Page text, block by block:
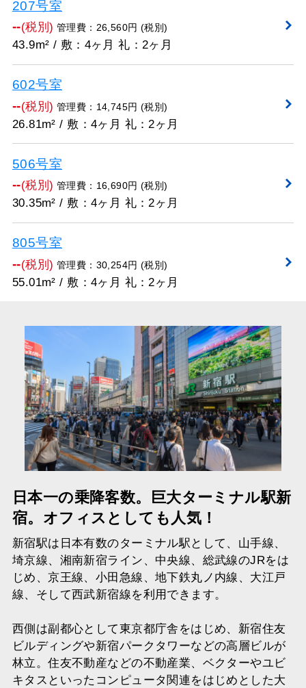
207号室
--(税別) 管理費：26,560円 (税別)
43.9m² / 敷：4ヶ月 礼：2ヶ月
602号室
--(税別) 管理費：14,745円 (税別)
26.81m² / 敷：4ヶ月 礼：2ヶ月
506号室
--(税別) 管理費：16,690円 (税別)
30.35m² / 敷：4ヶ月 礼：2ヶ月
805号室
--(税別) 管理費：30,254円 (税別)
55.01m² / 敷：4ヶ月 礼：2ヶ月
日本一の乗降客数。巨大ターミナル駅新
宿。オフィスとしても人気！
新宿駅は日本有数のターミナル駅として、山手線、
埼京線、湘南新宿ライン、中央線、総武線のJRをは
じめ、京王線、小田急線、地下鉄丸ノ内線、大江戸
線、そして西武新宿線を利用できます。
西側は副都心として東京都庁舎をはじめ、新宿住友
ビルディングや新宿パークタワーなどの高層ビルが
林立。住友不動産などの不動産業、ベクターやユビ
キタスといったコンピュータ関連をはじめとした大